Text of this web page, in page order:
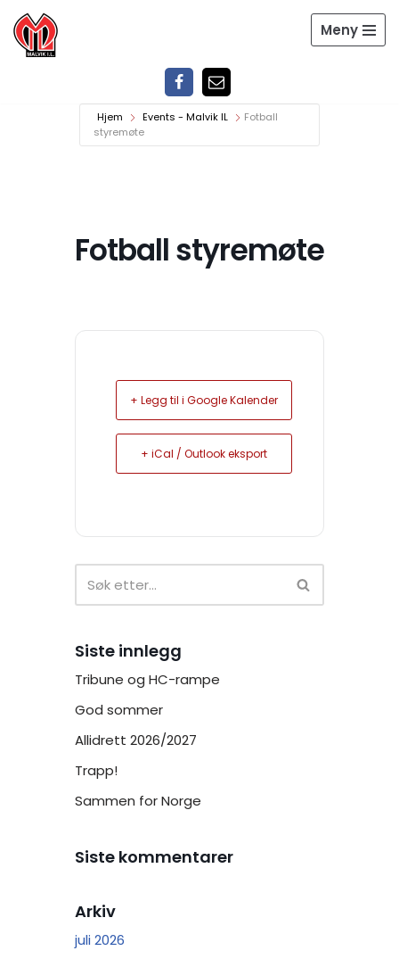
Hopp
Meny
Hjem Events - Malvik IL
Fotball
styremøte
Fotball styremøte
+ Legg til i Google Kalender
+ iCal / Outlook eksport
Siste innlegg
Tribune og HC-rampe
God sommer
Allidrett 2026/2027
Trapp!
Sammen for Norge
Siste kommentarer
Arkiv
juli 2026